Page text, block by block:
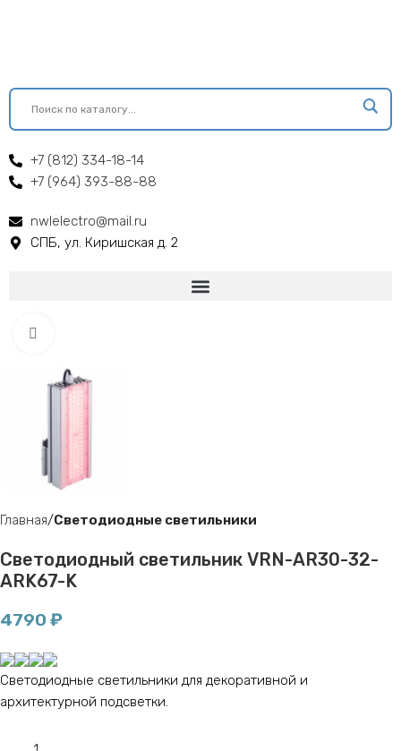
+7 (812) 334-18-14
+7 (964) 393-88-88
nwlelectro@mail.ru
СПБ, ул. Киришская д. 2
Главная Светодиодные светильники
Светодиодный светильник VRN-AR30-32-
ARK67-K
4790 ₽
Светодиодные светильники для декоративной и
архитектурной подсветки.